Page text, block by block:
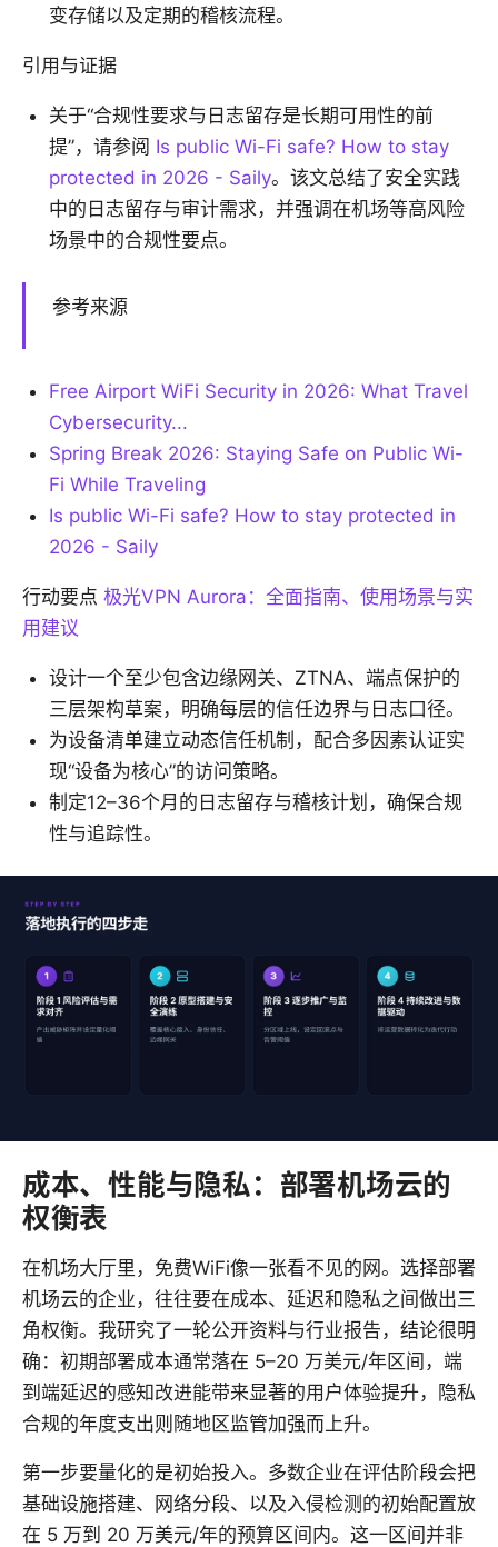
变存储以及定期的稽核流程。
引用与证据
关于“合规性要求与日志留存是长期可用性的前
提”，请参阅 Is public Wi-Fi safe? How to stay
protected in 2026 - Saily。该文总结了安全实践
中的日志留存与审计需求，并强调在机场等高风险
场景中的合规性要点。
参考来源
Free Airport WiFi Security in 2026: What Travel
Cybersecurity...
Spring Break 2026: Staying Safe on Public Wi-
Fi While Traveling
Is public Wi-Fi safe? How to stay protected in
2026 - Saily
行动要点 极光VPN Aurora：全面指南、使用场景与实
用建议
设计一个至少包含边缘网关、ZTNA、端点保护的
三层架构草案，明确每层的信任边界与日志口径。
为设备清单建立动态信任机制，配合多因素认证实
现“设备为核心”的访问策略。
制定12–36个月的日志留存与稽核计划，确保合规
性与追踪性。
成本、性能与隐私：部署机场云的
权衡表
在机场大厅里，免费WiFi像一张看不见的网。选择部署
机场云的企业，往往要在成本、延迟和隐私之间做出三
角权衡。我研究了一轮公开资料与行业报告，结论很明
确：初期部署成本通常落在 5–20 万美元/年区间，端
到端延迟的感知改进能带来显著的用户体验提升，隐私
合规的年度支出则随地区监管加强而上升。
第一步要量化的是初始投入。多数企业在评估阶段会把
基础设施搭建、网络分段、以及入侵检测的初始配置放
在 5 万到 20 万美元/年的预算区间内。这一区间并非